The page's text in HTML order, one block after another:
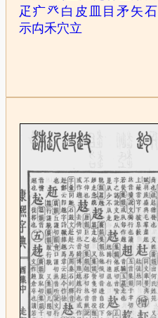
疋 疒癶 白 皮 目矛 矢石
示禸禾穴立